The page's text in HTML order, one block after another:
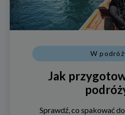
W
Jak
Sprawdź, co spakować